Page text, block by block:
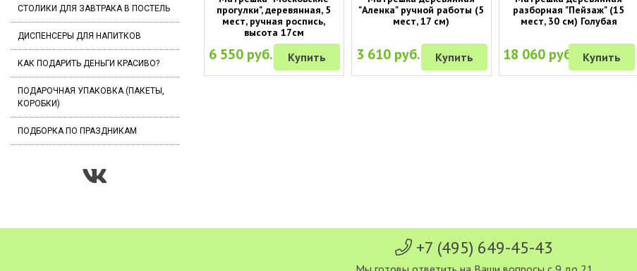
СТОЛИКИ ДЛЯ ЗАВТРАКА В ПОСТЕЛЬ
ДИСПЕНСЕРЫ ДЛЯ НАПИТКОВ
КАК ПОДАРИТЬ ДЕНЬГИ КРАСИВО?
ПОДАРОЧНАЯ УПАКОВКА (ПАКЕТЫ,
КОРОБКИ)
ПОДБОРКА ПО ПРАЗДНИКАМ
прогулки", деревянная, 5
мест, ручная роспись,
высота 17см
6 550 руб. Купить
"Аленка" ручной работы (5
мест, 17 см)
3 610 руб. Купить
разборная "Пейзаж" (15
мест, 30 см) Голубая
18 060 руб. Купить
+7 (495) 649-45-43